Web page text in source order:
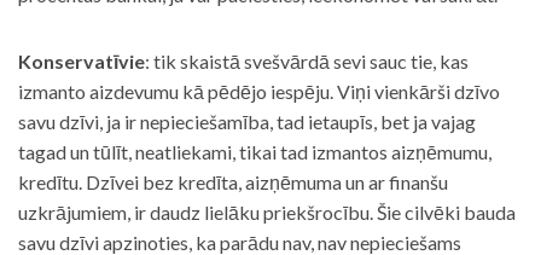
Konservatīvie: tik skaistā svešvārdā sevi sauc tie, kas
izmanto aizdevumu kā pēdējo iespēju. Viņi vienkārši dzīvo
savu dzīvi, ja ir nepieciešamība, tad ietaupīs, bet ja vajag
tagad un tūlīt, neatliekami, tikai tad izmantos aizņēmumu,
kredītu. Dzīvei bez kredīta, aizņēmuma un ar finanšu
uzkrājumiem, ir daudz lielāku priekšrocību. Šie cilvēki bauda
savu dzīvi apzinoties, ka parādu nav, nav nepieciešams